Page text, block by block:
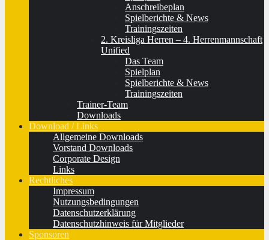
Anschreibeplan
Spielberichte & News
Trainingszeiten
2. Kreisliga Herren – 4. Herrenmannschaft
Unified
Das Team
Spielplan
Spielberichte & News
Trainingszeiten
Trainer-Team
Downloads
Download / Links
Allgemeine Downloads
Vorstand Downloads
Corporate Design
Links
Rechtliches
Impressum
Nutzungsbedingungen
Datenschutzerklärung
Datenschutzhinweis für Mitglieder
Sponsoren